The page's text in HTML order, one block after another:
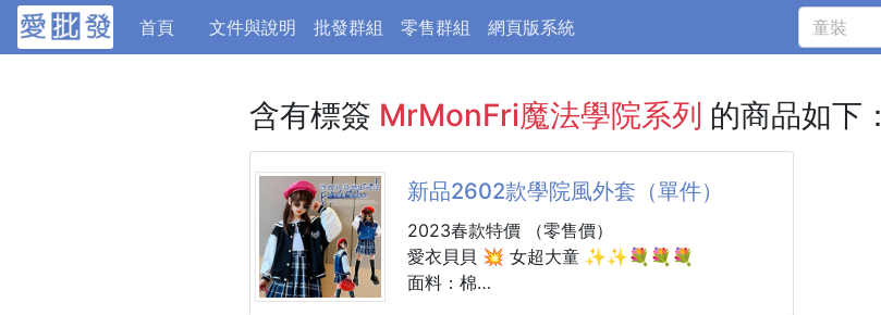
首頁(current)文件與說明 批發群組 零售群組 網頁版系統
含有標簽 MrMonFri魔法學院系列 的商品如下：
新品2602款學院風外套（單件）
2023春款特價 （零售價）
愛衣貝貝 💥 女超大童 ✨✨💐💐💐
面料：棉